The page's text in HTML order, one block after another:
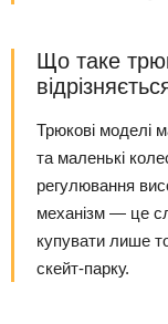
Що таке
Трюкові моделі
та маленькі
регулювання
механізм — це
купувати лише
скейт-парку.